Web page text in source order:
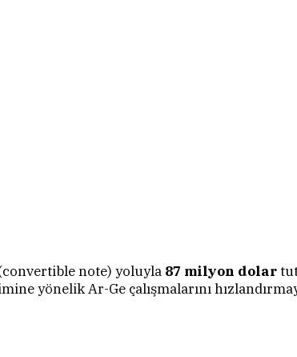
note) yoluyla 87 milyon dolar
yönelik Ar-Ge çalışmalarını